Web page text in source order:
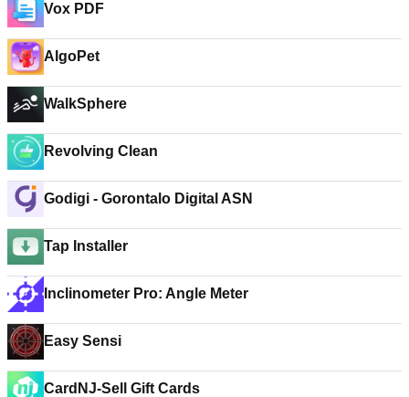
Vox PDF
AlgoPet
WalkSphere
Revolving Clean
Godigi - Gorontalo Digital ASN
Tap Installer
Inclinometer Pro: Angle Meter
Easy Sensi
CardNJ-Sell Gift Cards